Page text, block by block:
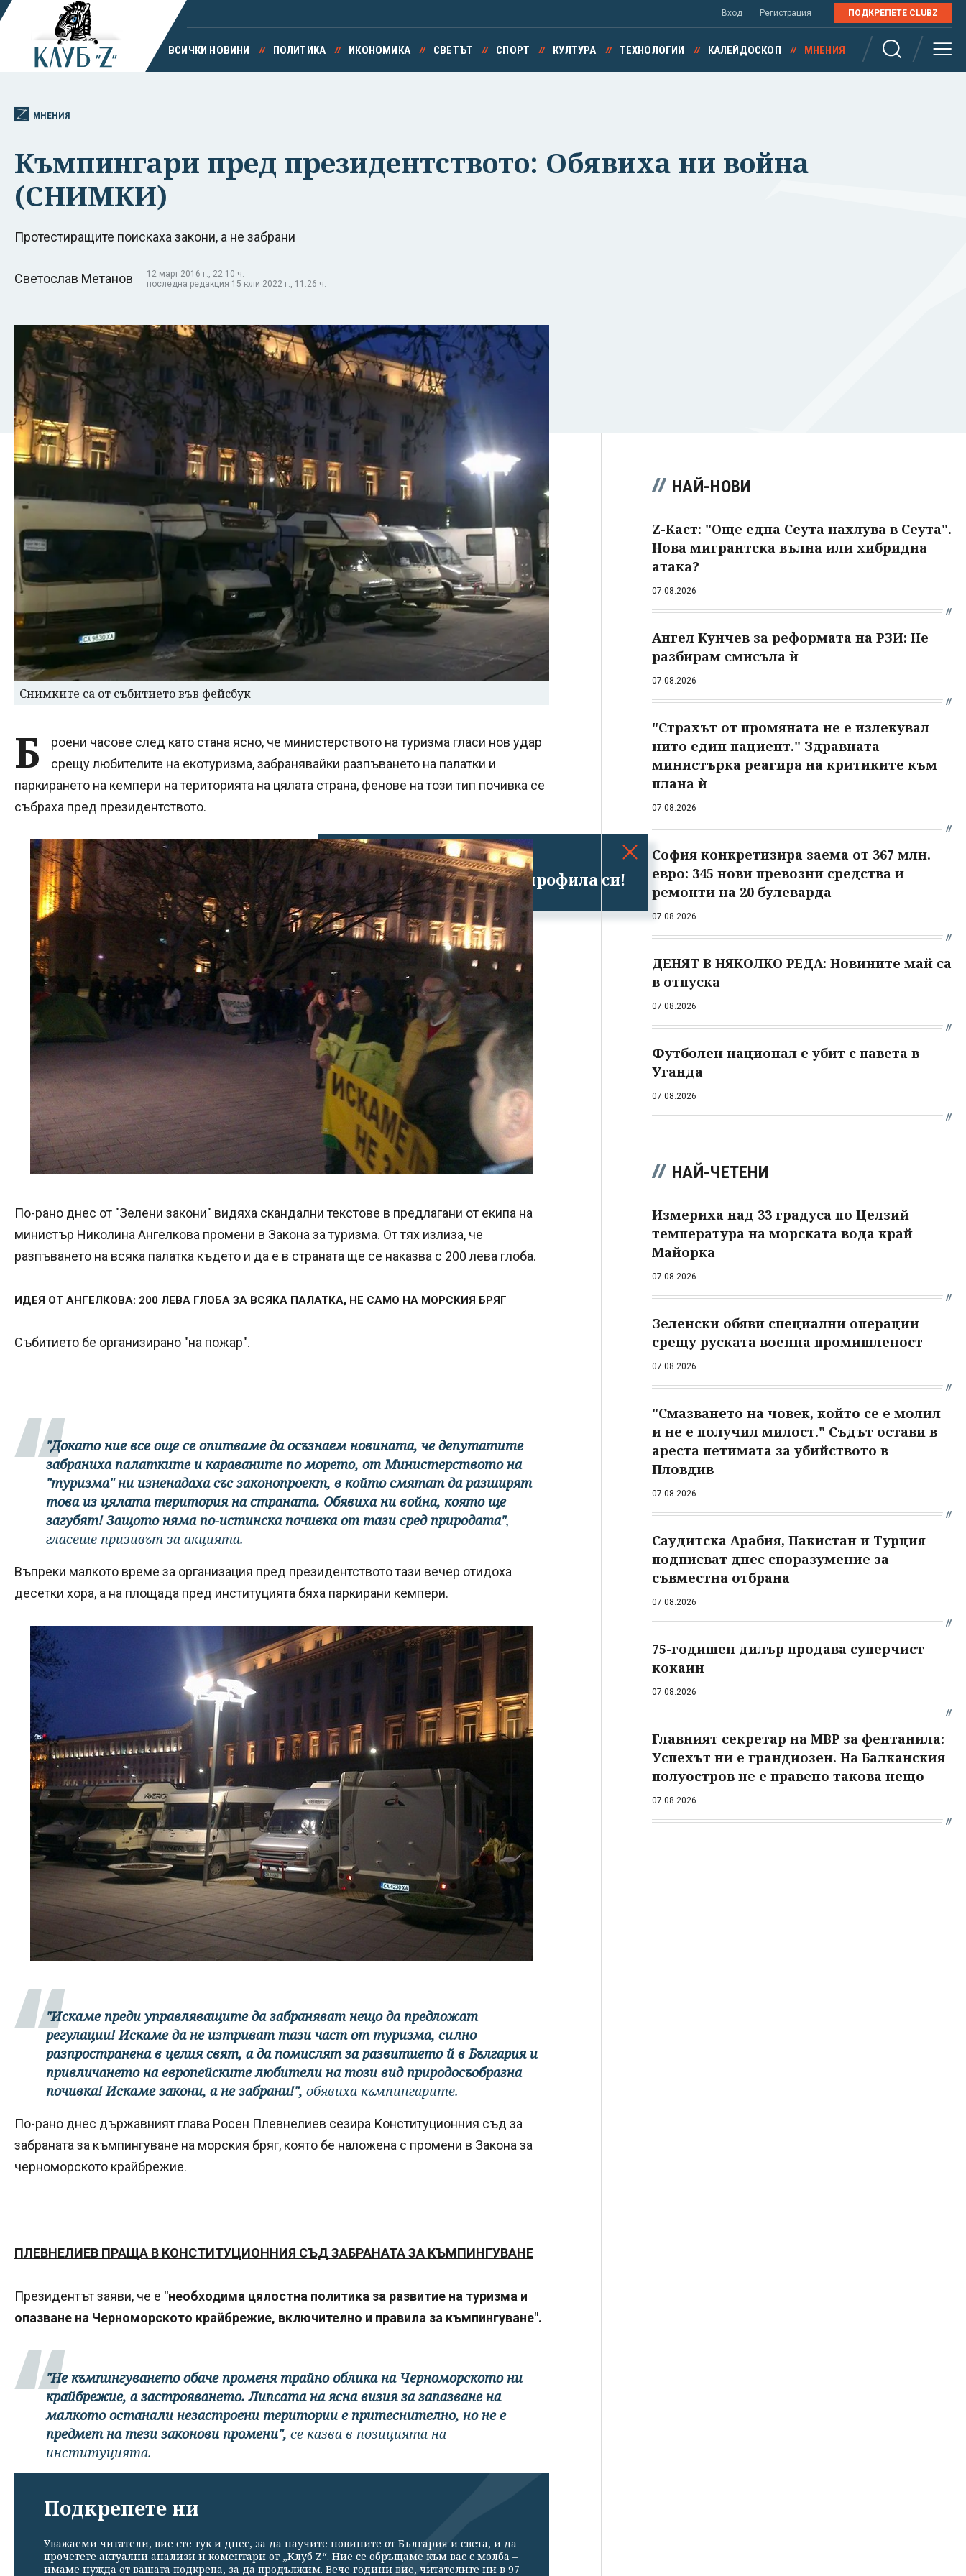
Успешно излязохте от профила си!
Вход Регистрация ПОДКРЕПЕТЕ CLUBZ
ВСИЧКИ НОВИНИ ПОЛИТИКА ИКОНОМИКА СВЕТЪТ СПОРТ КУЛТУРА ТЕХНОЛОГИИ КАЛЕЙДОСКОП МНЕНИЯ
МНЕНИЯ
Къмпингари пред президентството: Обявиха ни война
(СНИМКИ)
Протестиращите поискаха закони, а не забрани
Светослав Метанов
12 март 2016 г., 22:10 ч.
последна редакция 15 юли 2022 г., 11:26 ч.
Снимките са от събитието във фейсбук
Б
роени часове след като стана ясно, че министерството на туризма гласи нов удар
срещу любителите на екотуризма, забранявайки разпъването на палатки и
паркирането на кемпери на територията на цялата страна, фенове на този тип почивка се
събраха пред президентството.
По-рано днес от "Зелени закони" видяха скандални текстове в предлагани от екипа на
министър Николина Ангелкова промени в Закона за туризма. От тях излиза, че
разпъването на всяка палатка където и да е в страната ще се наказва с 200 лева глоба.
ИДЕЯ ОТ АНГЕЛКОВА: 200 ЛЕВА ГЛОБА ЗА ВСЯКА ПАЛАТКА, НЕ САМО НА МОРСКИЯ БРЯГ
Събитието бе организирано "на пожар".
"Докато ние все още се опитваме да осъзнаем новината, че депутатите
забраниха палатките и караваните по морето, от Министерството на
"туризма" ни изненадаха със законопроект, в който смятат да разширят
това из цялата територия на страната. Обявиха ни война, която ще
загубят! Защото няма по-истинска почивка от тази сред природата",
гласеше призивът за акцията.
Въпреки малкото време за организация пред президентството тази вечер отидоха
десетки хора, а на площада пред институцията бяха паркирани кемпери.
"Искаме преди управляващите да забраняват нещо да предложат
регулации! Искаме да не изтриват тази част от туризма, силно
разпространена в целия свят, а да помислят за развитието й в България и
привличането на европейските любители на този вид природосъобразна
почивка! Искаме закони, а не забрани!", обявиха къмпингарите.
По-рано днес държавният глава Росен Плевнелиев сезира Конституционния съд за
забраната за къмпингуване на морския бряг, която бе наложена с промени в Закона за
черноморското крайбрежие.
ПЛЕВНЕЛИЕВ ПРАЩА В КОНСТИТУЦИОННИЯ СЪД ЗАБРАНАТА ЗА КЪМПИНГУВАНЕ
Президентът заяви, че е "необходима цялостна политика за развитие на туризма и
опазване на Черноморското крайбрежие, включително и правила за къмпингуване".
"Не къмпингуването обаче променя трайно облика на Черноморското ни
крайбрежие, а застрояването. Липсата на ясна визия за запазване на
малкото останали незастроени територии е притеснително, но не е
предмет на тези законови промени", се казва в позицията на
институцията.
Подкрепете ни
Уважаеми читатели, вие сте тук и днес, за да научите новините от България и света, и да
прочетете актуални анализи и коментари от „Клуб Z“. Ние се обръщаме към вас с молба –
имаме нужда от вашата подкрепа, за да продължим. Вече години вие, читателите ни в 97
НАЙ-НОВИ
Z-Каст: "Още една Сеута нахлува в Сеута".
Нова мигрантска вълна или хибридна
атака?
07.08.2026
Ангел Кунчев за реформата на РЗИ: Не
разбирам смисъла ѝ
07.08.2026
"Страхът от промяната не е излекувал
нито един пациент." Здравната
министърка реагира на критиките към
плана ѝ
07.08.2026
София конкретизира заема от 367 млн.
евро: 345 нови превозни средства и
ремонти на 20 булеварда
07.08.2026
ДЕНЯТ В НЯКОЛКО РЕДА: Новините май са
в отпуска
07.08.2026
Футболен национал е убит с павета в
Уганда
07.08.2026
НАЙ-ЧЕТЕНИ
Измериха над 33 градуса по Целзий
температура на морската вода край
Майорка
07.08.2026
Зеленски обяви специални операции
срещу руската военна промишленост
07.08.2026
"Смазването на човек, който се е молил
и не е получил милост." Съдът остави в
ареста петимата за убийството в
Пловдив
07.08.2026
Саудитска Арабия, Пакистан и Турция
подписват днес споразумение за
съвместна отбрана
07.08.2026
75-годишен дилър продава суперчист
кокаин
07.08.2026
Главният секретар на МВР за фентанила:
Успехът ни е грандиозен. На Балканския
полуостров не е правено такова нещо
07.08.2026